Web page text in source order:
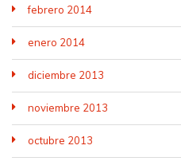
febrero 2014
enero 2014
diciembre 2013
noviembre 2013
octubre 2013